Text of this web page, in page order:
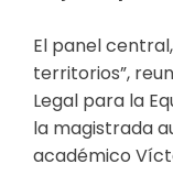
El panel
territorios”,
Legal para la
la magistrada
académico